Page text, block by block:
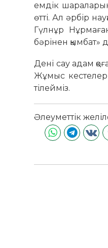
емдік
өтті. Ал әрбір
Гүлнұр
бәрінен
Дені сау адам
Жұмыс
тілейміз.
Әлеуметтік